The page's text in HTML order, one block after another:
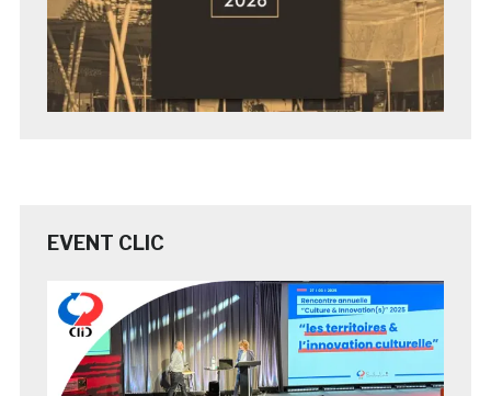
EVENT CLIC